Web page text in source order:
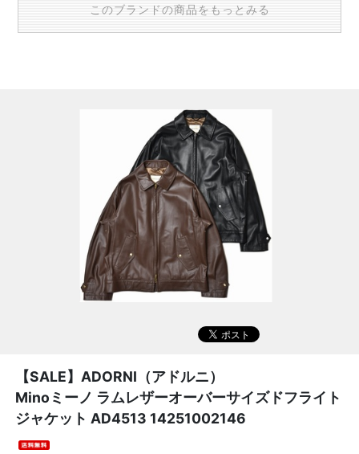
このブランドの商品をもっとみる
【SALE】 ADORNI（アドルニ）
Minoミーノ ラムレザーオーバーサイズドフライト
ジャケット AD4513 14251002146